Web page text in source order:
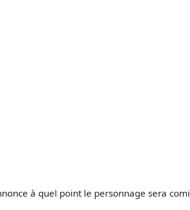
à quel point le personnage sera